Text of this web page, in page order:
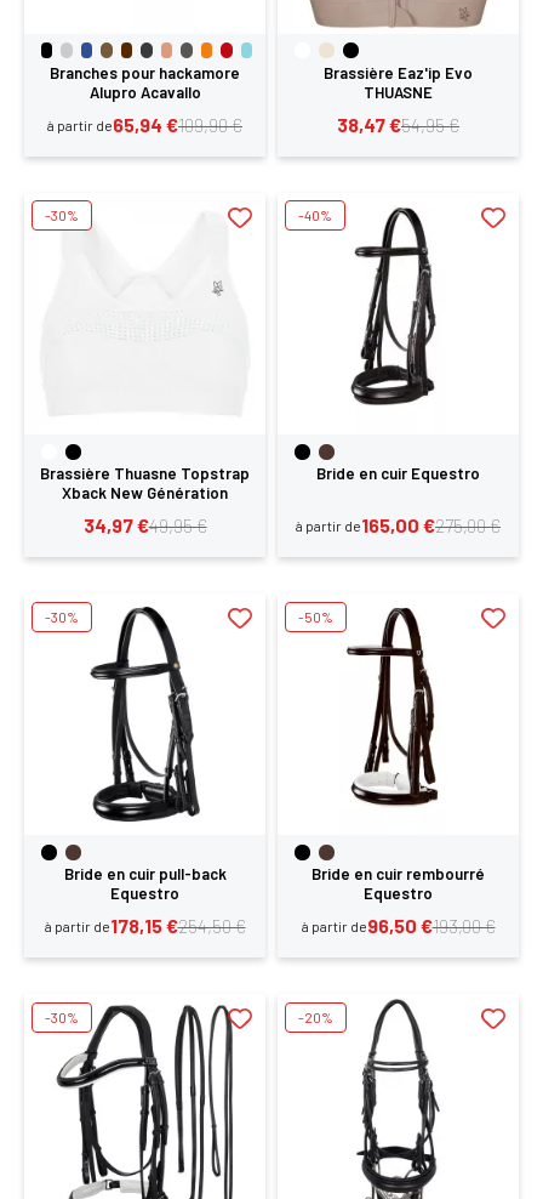
Branches pour hackamore
Alupro Acavallo
à partir de 109,90 €
65,94 €
Brassière Eaz'ip Evo
THUASNE
54,95 €
38,47 €
Brassière Thuasne Topstrap
Xback New Génération
49,95 €
34,97 €
-30%
Bride en cuir Equestro
à partir de 275,00 €
165,00 €
-40%
Bride en cuir pull-back
Equestro
à partir de 254,50 €
178,15 €
-30%
Bride en cuir rembourré
Equestro
à partir de 193,00 €
96,50 €
-50%
-30% -20%